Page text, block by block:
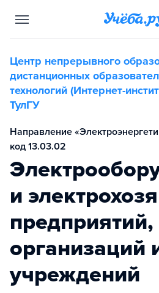
Центр непрерывного
дистанционных
технологий (Интернет-
ТулГУ
Направление
код 13.03.02
и
предприятий,
организаций
учреждений